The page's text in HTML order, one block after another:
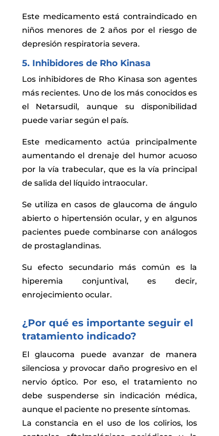
Este medicamento está contraindicado en
niños menores de 2 años por el riesgo de
depresión respiratoria severa.
5. Inhibidores de Rho Kinasa
Los inhibidores de Rho Kinasa son agentes
más recientes. Uno de los más conocidos es
el Netarsudil, aunque su disponibilidad
puede variar según el país.
Este medicamento actúa principalmente
aumentando el drenaje del humor acuoso
por la vía trabecular, que es la vía principal
de salida del líquido intraocular.
Se utiliza en casos de glaucoma de ángulo
abierto o hipertensión ocular, y en algunos
pacientes puede combinarse con análogos
de prostaglandinas.
Su efecto secundario más común es la
hiperemia conjuntival, es decir,
enrojecimiento ocular.
¿Por qué es importante seguir el
tratamiento indicado?
El glaucoma puede avanzar de manera
silenciosa y provocar daño progresivo en el
nervio óptico. Por eso, el tratamiento no
debe suspenderse sin indicación médica,
aunque el paciente no presente síntomas.
La constancia en el uso de los colirios, los